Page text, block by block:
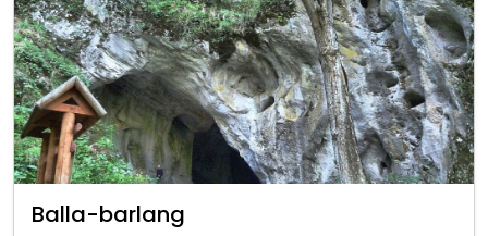
Balla-barlang